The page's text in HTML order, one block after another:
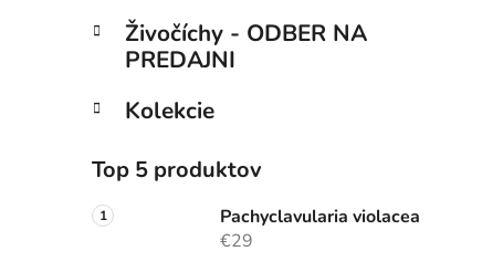
Živočíchy - ODBER NA
PREDAJNI
Kolekcie
Top 5 produktov
Pachyclavularia violacea
€29